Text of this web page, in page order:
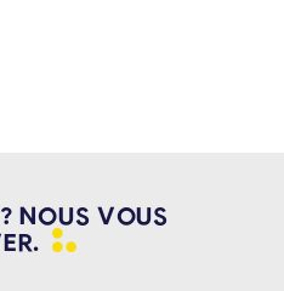
NOUS VOUS